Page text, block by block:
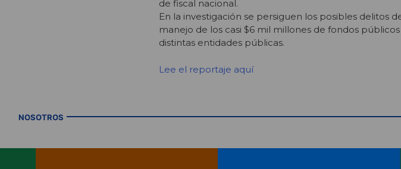
de fiscal nacional.
En la investigación se persiguen los posibles delitos
manejo de los casi $6 mil millones de fondos
distintas entidades públicas.
Lee el reportaje aquí
NOSOTROS